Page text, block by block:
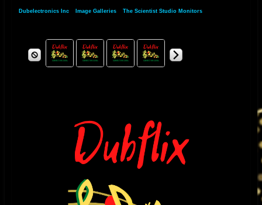
Dubelectronics Inc Image Galleries The Scientist Studio Monitors